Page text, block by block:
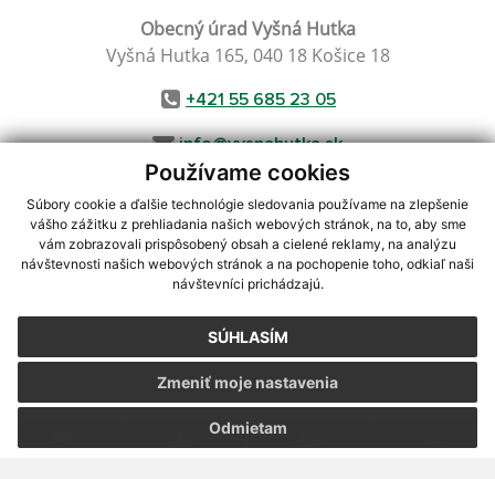
Používame cookies
Súbory cookie a ďalšie technológie sledovania používame na zlepšenie
vášho zážitku z prehliadania našich webových stránok, na to, aby sme
vám zobrazovali prispôsobený obsah a cielené reklamy, na analýzu
návštevnosti našich webových stránok a na pochopenie toho, odkiaľ naši
návštevníci prichádzajú.
SÚHLASÍM
Odmietam
Zmeniť moje nastavenia
Obecný úrad Vyšná Hutka
Vyšná Hutka 165, 040 18 Košice 18
+421 55 685 23 05
info@vysnahutka.sk
využite možnosť získavania aktuálnych informácií s využitím RSS
CMS systém (redakčný) systém ECHELON 2,Mapa stránok,web portál
webex.digital, s.r.o.,domény,registrácia domény
Posledná aktualizácia:07.08.2026
Vytlačiť stránku|Vyhlásenie o prístupnosti